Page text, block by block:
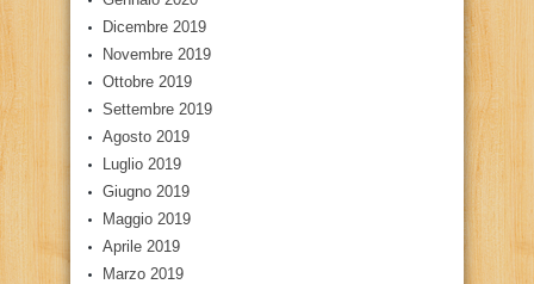
Dicembre 2019
Novembre 2019
Ottobre 2019
Settembre 2019
Agosto 2019
Luglio 2019
Giugno 2019
Maggio 2019
Aprile 2019
Marzo 2019